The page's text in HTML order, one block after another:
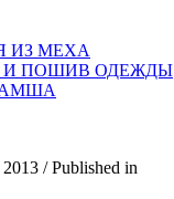
ИЗ МЕХА
И ПОШИВ ОДЕЖДЫ
/Published in